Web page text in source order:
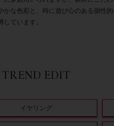
な色彩と、時に遊び心のある個性
ています。
TREND EDIT
イヤリング